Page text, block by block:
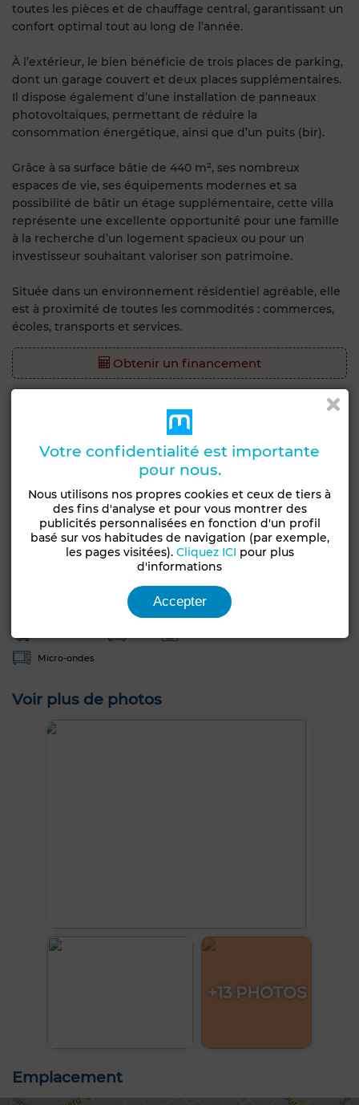
toutes les pièces et de chauffage central, garantissant un
confort optimal tout au long de l’année.
À l’extérieur, le bien bénéficie de trois places de parking,
dont un garage couvert et deux places supplémentaires.
Il dispose également d’une installation de panneaux
photovoltaïques, permettant de réduire la
consommation énergétique, ainsi que d’un puits (bir).
Grâce à sa surface bâtie de 440 m², ses nombreux
espaces de vie, ses équipements modernes et sa
possibilité de bâtir un étage supplémentaire, cette villa
représente une excellente opportunité pour une famille
à la recherche d’un logement spacieux ou pour un
investisseur souhaitant valoriser son patrimoine.
Située dans un environnement résidentiel agréable, elle
est à proximité de toutes les commodités : commerces,
écoles, transports et services.
Obtenir un financement
Caractéristiques générales
Villa
Etat
Bon état / habitable
Années
10-20 ans
Type du sol
Marbre
Nombre d'étages
Chauffage central
Micro-ondes
Voir plus de photos
+13 PHOTOS
Emplacement
Votre confidentialité est importante
pour nous.
Nous utilisons nos propres cookies et ceux de tiers à
des fins d'analyse et pour vous montrer des
publicités personnalisées en fonction d'un profil
basé sur vos habitudes de navigation (par exemple,
les pages visitées). Cliquez ICI pour plus
d'informations
Accepter